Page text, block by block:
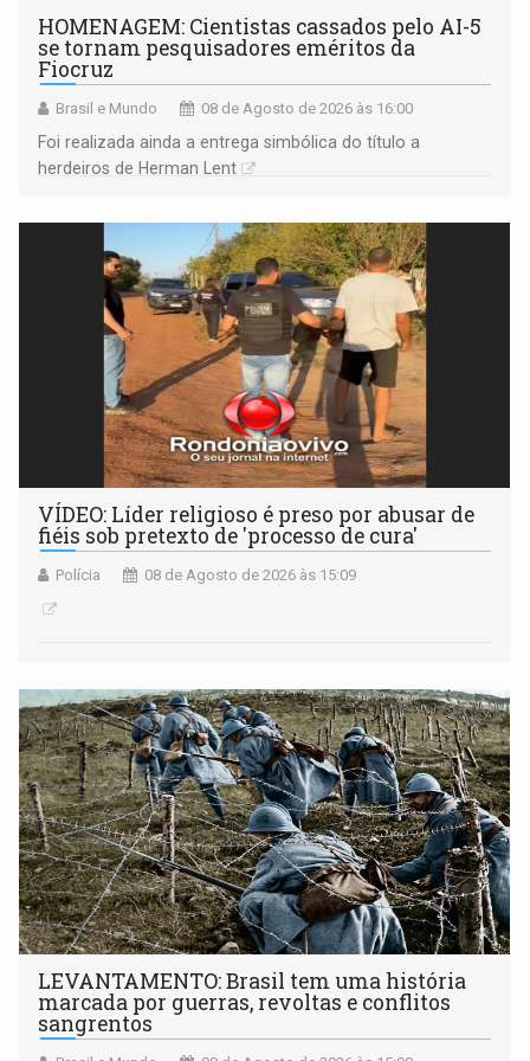
HOMENAGEM: Cientistas cassados pelo AI-5
se tornam pesquisadores eméritos da
Fiocruz
Brasil e Mundo 08 de Agosto de 2026 às 16:00
Foi realizada ainda a entrega simbólica do título a
herdeiros de Herman Lent
VÍDEO: Líder religioso é preso por abusar de
fiéis sob pretexto de 'processo de cura'
Polícia 08 de Agosto de 2026 às 15:09
LEVANTAMENTO: Brasil tem uma história
marcada por guerras, revoltas e conflitos
sangrentos